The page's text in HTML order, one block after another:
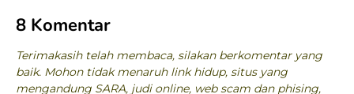
8 Komentar
Terimakasih telah membaca, silakan berkomentar yang
baik. Mohon tidak menaruh link hidup, situs yang
mengandung SARA, judi online, web scam dan phising,